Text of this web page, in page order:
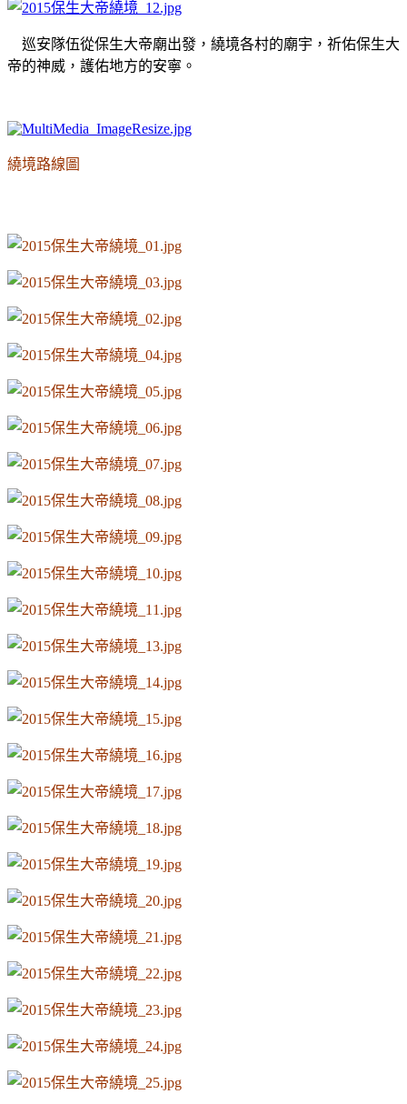
巡安隊伍從保生大帝廟出發，繞境各村的廟宇，祈佑保生大
帝的神威，護佑地方的安寧。
繞境路線圖